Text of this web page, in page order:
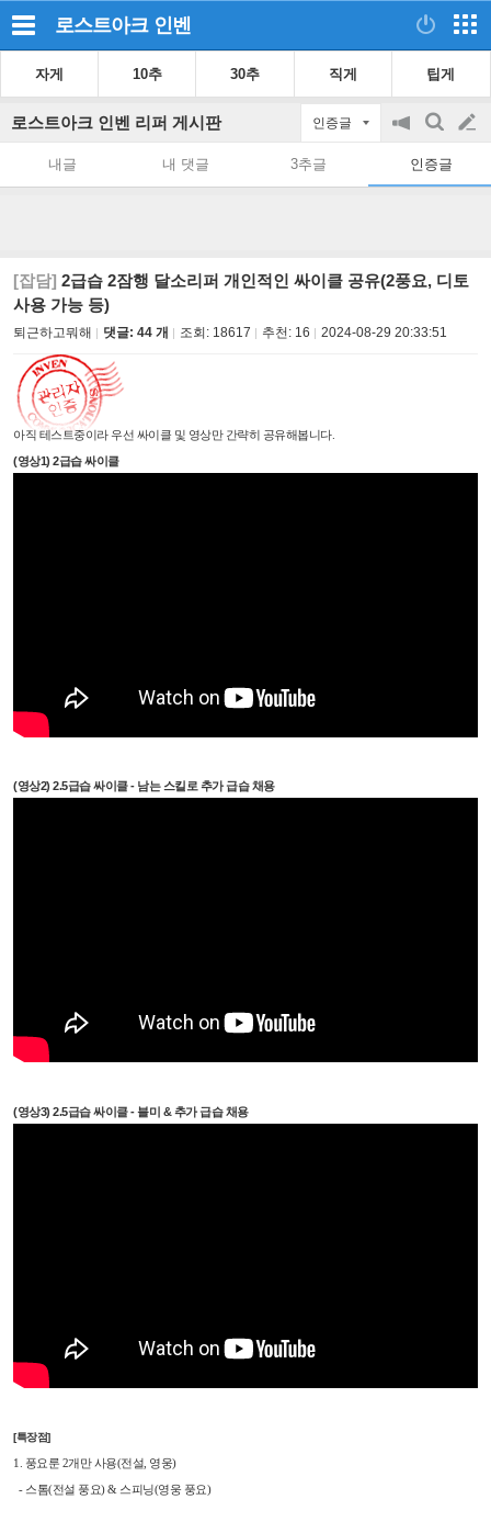
로스트아크 인벤
자게 10추 30추 직게 팁게
로스트아크 인벤 리퍼 게시판 인증글
공
on/off
검
색
글
쓰
내글 내 댓글 3추글 인증글
[잡담] 2급습 2잠행 달소리퍼 개인적인 싸이클 공유(2풍요, 디토
사용 가능 등)
퇴근하고뭐해 댓글: 44 개 조회: 18617 추천: 16 2024-08-29 20:33:51
아직 테스트중이라 우선 싸이클 및 영상만 간략히 공유해봅니다.
(영상1) 2급습 싸이클
(영상2) 2.5급습 싸이클 - 남는 스킬로 추가 급습 채용
(영상3) 2.5급습 싸이클 - 블미 & 추가 급습 채용
[특장점]
1. 풍요룬 2개만 사용(전설, 영웅)
- 스톰(전설 풍요) & 스피닝(영웅 풍요)